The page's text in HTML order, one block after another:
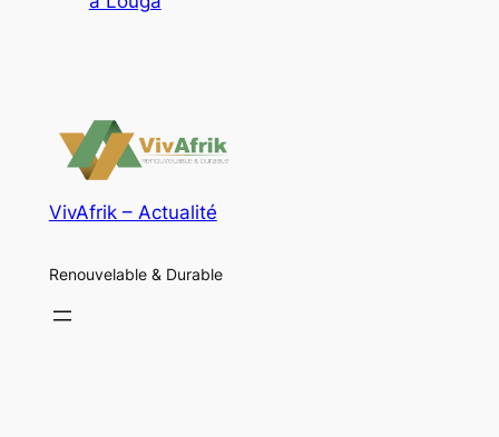
VivAfrik – Actualité
Renouvelable & Durable